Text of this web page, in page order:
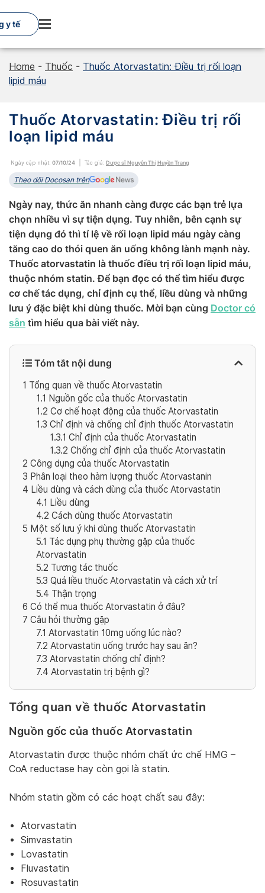
to
content
y tế
Home - Thuốc - Thuốc Atorvastatin: Điều trị rối loạn
lipid máu
Thuốc Atorvastatin: Điều trị rối
loạn lipid máu
Ngày cập nhật: 07/10/24 Tác giả: Dược sĩ Nguyễn Thị Huyền Trang
Theo dõi Docosan trên
Ngày nay, thức ăn nhanh càng được các bạn trẻ lựa
chọn nhiều vì sự tiện dụng. Tuy nhiên, bên cạnh sự
tiện dụng đó thì tỉ lệ về rối loạn lipid máu ngày càng
tăng cao do thói quen ăn uống không lành mạnh này.
Thuốc atorvastatin là thuốc điều trị rối loạn lipid máu,
thuộc nhóm statin. Để bạn đọc có thể tìm hiểu được
cơ chế tác dụng, chỉ định cụ thể, liều dùng và những
lưu ý đặc biệt khi dùng thuốc. Mời bạn cùng Doctor có
sẵn tìm hiểu qua bài viết này.
Tóm tắt nội dung
1 Tổng quan về thuốc Atorvastatin
1.1 Nguồn gốc của thuốc Atorvastatin
1.2 Cơ chế hoạt động của thuốc Atorvastatin
1.3 Chỉ định và chống chỉ định thuốc Atorvastatin
1.3.1 Chỉ định của thuốc Atorvastatin
1.3.2 Chống chỉ định của thuốc Atorvastatin
2 Công dụng của thuốc Atorvastatin
3 Phân loại theo hàm lượng thuốc Atorvastanin
4 Liều dùng và cách dùng của thuốc Atorvastatin
4.1 Liều dùng
4.2 Cách dùng thuốc Atorvastatin
5 Một số lưu ý khi dùng thuốc Atorvastatin
5.1 Tác dụng phụ thường gặp của thuốc
Atorvastatin
5.2 Tương tác thuốc
5.3 Quá liều thuốc Atorvastatin và cách xử trí
5.4 Thận trọng
6 Có thể mua thuốc Atorvastatin ở đâu?
7 Câu hỏi thường gặp
7.1 Atorvastatin 10mg uống lúc nào?
7.2 Atorvastatin uống trước hay sau ăn?
7.3 Atorvastatin chống chỉ định?
7.4 Atorvastatin trị bệnh gì?
Tổng quan về thuốc Atorvastatin
Nguồn gốc của thuốc Atorvastatin
Atorvastatin được thuộc nhóm chất ức chế HMG –
CoA reductase hay còn gọi là statin.
Nhóm statin gồm có các hoạt chất sau đây:
Atorvastatin
Simvastatin
Lovastatin
Fluvastatin
Rosuvastatin